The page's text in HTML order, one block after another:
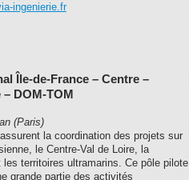
ingenierie.fr
Île-de-France – Centre –
DOM-TOM
(Paris)
la coordination des projets sur
le Centre-Val de Loire, la
les territoires ultramarins. Ce pôle pilote
grande partie des activités